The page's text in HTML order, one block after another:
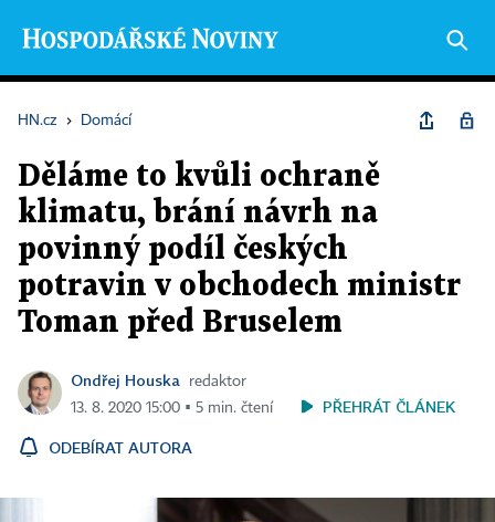
HN.cz › Domácí
Děláme to kvůli ochraně
klimatu, brání návrh na
povinný podíl českých
potravin v obchodech ministr
Toman před Bruselem
Ondřej Houska
redaktor
13. 8. 2020 15:00 ▪ 5 min. čtení
PŘEHRÁT ČLÁNEK
ODEBÍRAT AUTORA